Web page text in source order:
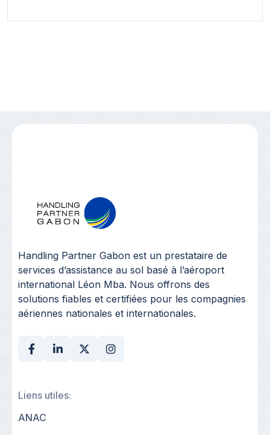
Handling Partner Gabon est un prestataire de
services d’assistance au sol basé à l’aéroport
international Léon Mba. Nous offrons des
solutions fiables et certifiées pour les compagnies
aériennes nationales et internationales.
Liens utiles:
ANAC